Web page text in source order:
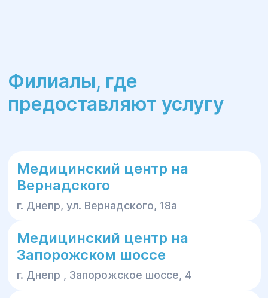
Филиалы, где
предоставляют услугу
Медицинский центр на
Вернадского
г. Днепр, ул. Вернадского, 18а
Медицинский центр на
Запорожском шоссе
г. Днепр , Запорожское шоссе, 4